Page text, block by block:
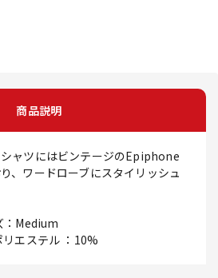
商品説明
ャツにはビンテージのEpiphone
、ワードローブにスタイリッシュ
：Medium
エステル ：10%